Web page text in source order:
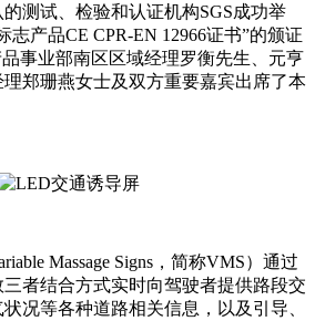
测试、检验和认证机构SGS成功举
志产品CE CPR-EN 12966证书”的颁证
事业部南区区域经理罗衡先生、元亨
郑珊燕女士及双方重要嘉宾出席了本
Massage Signs，简称VMS）通过
者结合方式实时向驾驶者提供路段交
况等各种道路相关信息，以及引导、